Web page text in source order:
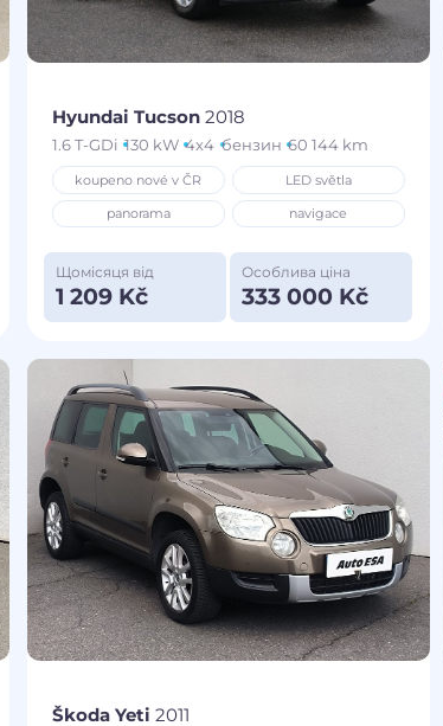
Hyundai Tucson 2018
1.6 T-GDi 130 kW 4x4 бензин 60 144 km
koupeno nové v ČR LED světla
panorama navigace
Щомісяця від
1 209 Kč
Особлива ціна
333 000 Kč
Škoda Yeti 2011